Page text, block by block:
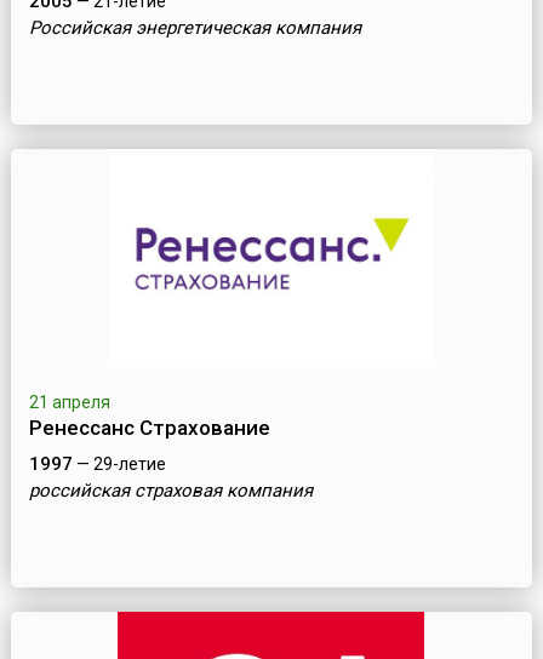
Российская энергетическая компания
21 апреля
Ренессанс Страхование
1997 — 29-летие
российская страховая компания